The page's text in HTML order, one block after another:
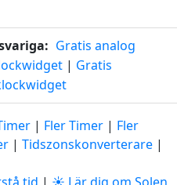
Gratis analog
| Gratis
| Fler Timer | Fler
| Tidszonskonverterare |